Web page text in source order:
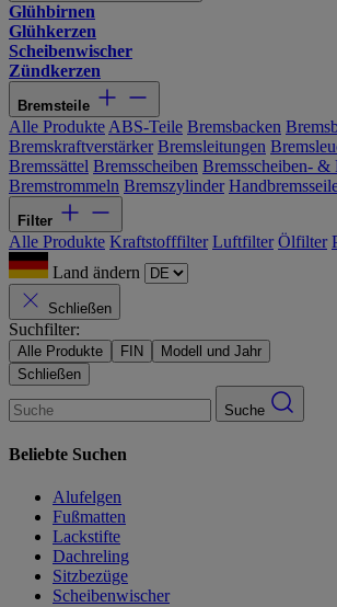
Glühbirnen
Glühkerzen
Scheibenwischer
Zündkerzen
Bremsteile
Alle Produkte ABS-Teile Bremsbacken
Bremskraftverstärker Bremsleitungen
Bremssättel Bremsscheiben Bremsscheiben- &
Bremstrommeln Bremszylinder
Filter
Alle Produkte Kraftstofffilter Luftfilter Ölfilter
Land ändern
Schließen
Suchfilter:
Alle Produkte FIN
Modell und Jahr
Schließen
Suche
Beliebte Suchen
Alufelgen
Fußmatten
Lackstifte
Dachreling
Sitzbezüge
Scheibenwischer